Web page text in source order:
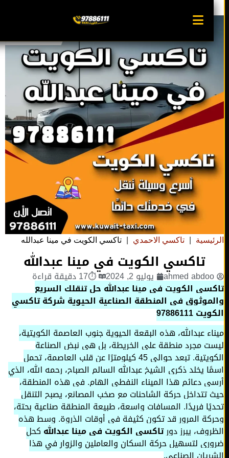
| تاكسي الاحمدي | تاكسي الكويت في مينا عبدالله
تاكسي الكويت في مينا عبدالله
ahmed abdoo يوليو 2, 2024 ⏱17 دقيقة قراءة
الكويت في مينا عبدالله حل تنقلك السريع
في المنطقة الصناعية الحيوية شركة تاكسي
97886111
عبدالله، هذه البقعة الحيوية جنوب العاصمة الكويتية،
مجرد منطقة على الخريطة، بل هي نبض الصناعة
الكويتية. تبعد حوالي 45 كيلومترًا عن قلب العاصمة، تحمل
يخلد ذكرى الشيخ عبدالله السالم الصباح، رحمه الله، الذي
دعائم هذا الميناء النفطي الهام. في هذه المنطقة،
تتداخل حركة الشاحنات مع صخب المصانع، يصبح التنقل
فريدًا. المسافات واسعة، طبيعة المنطقة صناعية بحتة،
المرور قد تكون كثيفة في أوقات الذروة. وسط هذه
يبرز دورتاكسي الكويت في مينا عبداللهكحل
لتسهيل حركة السكان والعاملين والزوار في هذا